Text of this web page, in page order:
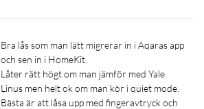
Bra lås som man lätt migrerar in i Aqaras app
och sen in i HomeKit.
Låter rätt högt om man jämför med Yale
Linus men helt ok om man kör i quiet mode.
Bästa är att låsa upp med fingeravtryck och